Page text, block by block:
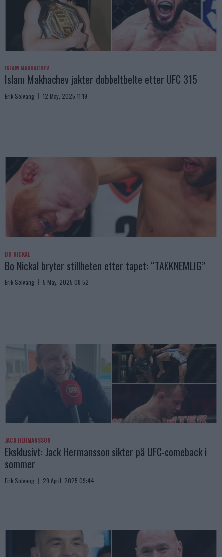
ISLAM MAKHACHEV
Islam Makhachev jakter dobbeltbelte etter UFC 315
Erik Solvang 12 May, 2025 11:19
BO NICKAL
Bo Nickal bryter stillheten etter tapet: “TAKKNEMLIG”
Erik Solvang 5 May, 2025 08:52
JACK HERMANSSON
Eksklusivt: Jack Hermansson sikter på UFC-comeback i
sommer
Erik Solvang 29 April, 2025 09:44